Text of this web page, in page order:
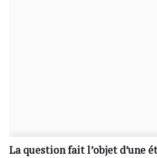
La question fait l’objet d’une